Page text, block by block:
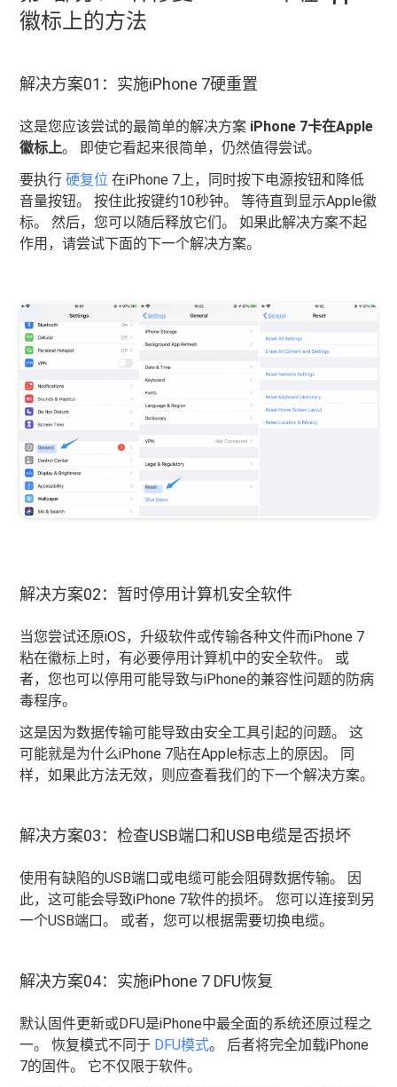
徽标上的方法
解决方案01：实施iPhone 7硬重置
这是您应该尝试的最简单的解决方案 iPhone 7卡在Apple
徽标上。 即使它看起来很简单，仍然值得尝试。
要执行硬复位 在iPhone 7上，同时按下电源按钮和降低
音量按钮。 按住此按键约10秒钟。 等待直到显示Apple徽
标。 然后，您可以随后释放它们。 如果此解决方案不起
作用，请尝试下面的下一个解决方案。
解决方案02：暂时停用计算机安全软件
当您尝试还原iOS，升级软件或传输各种文件而iPhone 7
粘在徽标上时，有必要停用计算机中的安全软件。 或
者，您也可以停用可能导致与iPhone的兼容性问题的防病
毒程序。
这是因为数据传输可能导致由安全工具引起的问题。 这
可能就是为什么iPhone 7贴在Apple标志上的原因。 同
样，如果此方法无效，则应查看我们的下一个解决方案。
解决方案03：检查USB端口和USB电缆是否损坏
使用有缺陷的USB端口或电缆可能会阻碍数据传输。 因
此，这可能会导致iPhone 7软件的损坏。 您可以连接到另
一个USB端口。 或者，您可以根据需要切换电缆。
解决方案04：实施iPhone 7 DFU恢复
默认固件更新或DFU是iPhone中最全面的系统还原过程之
一。 恢复模式不同于 DFU模式。 后者将完全加载iPhone
7的固件。 它不仅限于软件。